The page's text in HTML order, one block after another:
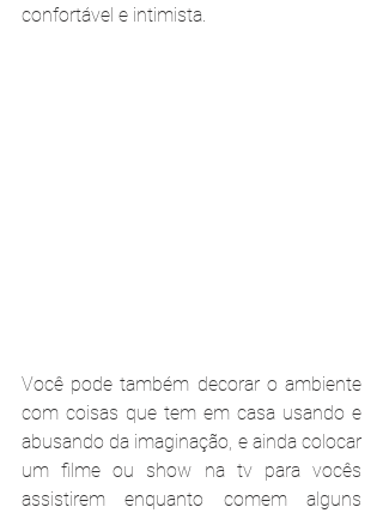
confortável e intimista.
Você pode também decorar o ambiente
com coisas que tem em casa usando e
abusando da imaginação, e ainda colocar
um filme ou show na tv para vocês
assistirem enquanto comem alguns